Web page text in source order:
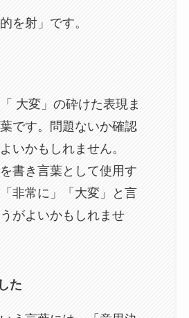
を射」です。
「 大変」の砕けた表現ま
です。問題ないか確認
いかもしれません。
を書き言葉として使用す
非常に」「大変」と言
がよいかもしれませ
た